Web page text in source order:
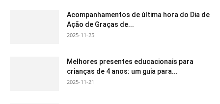
Acompanhamentos de última hora do Dia de
Ação de Graças de...
2025-11-25
Melhores presentes educacionais para
crianças de 4 anos: um guia para...
2025-11-21